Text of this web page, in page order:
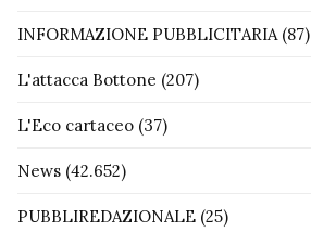
INFORMAZIONE PUBBLICITARIA(87)
L'attacca Bottone (207)
L'Eco cartaceo (37)
News (42.652)
PUBBLIREDAZIONALE (25)